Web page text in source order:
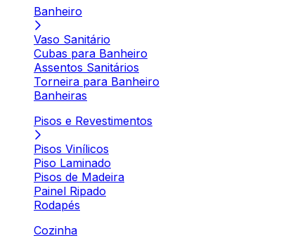
Banheiro
Vaso Sanitário
Cubas para Banheiro
Assentos Sanitários
Torneira para Banheiro
Banheiras
Pisos e Revestimentos
Pisos Vinílicos
Piso Laminado
Pisos de Madeira
Painel Ripado
Rodapés
Cozinha